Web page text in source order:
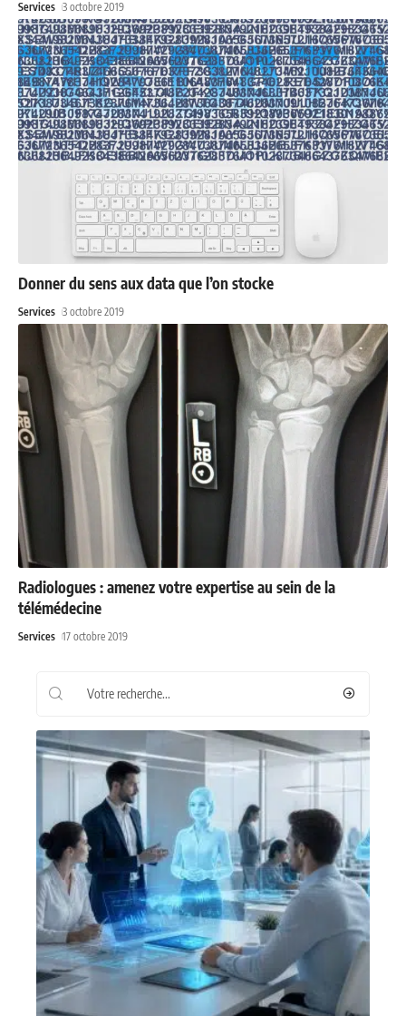
Services 3 octobre 2019
Donner du sens aux data que l’on stocke
Services 3 octobre 2019
Radiologues : amenez votre expertise au sein de la
télémédecine
Services 17 octobre 2019